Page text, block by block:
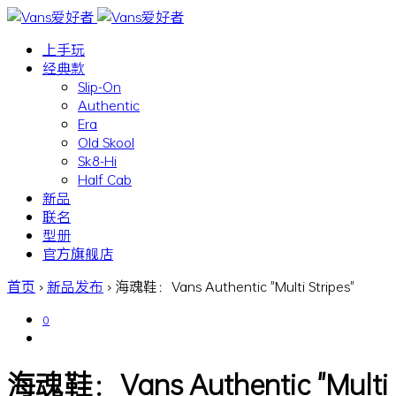
上手玩
经典款
Slip-On
Authentic
Era
Old Skool
Sk8-Hi
Half Cab
新品
联名
型册
官方旗舰店
首页 ›新品发布 › 海魂鞋：Vans Authentic "Multi Stripes"
0
海魂鞋：Vans Authentic "Multi